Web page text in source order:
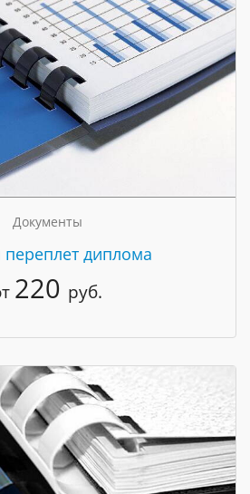
Документы
диплома
220 руб.